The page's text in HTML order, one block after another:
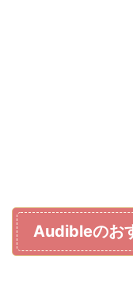
Audibleのお